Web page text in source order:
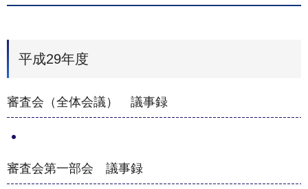
平成29年度
審査会（全体会議） 議事録
審査会第一部会 議事録